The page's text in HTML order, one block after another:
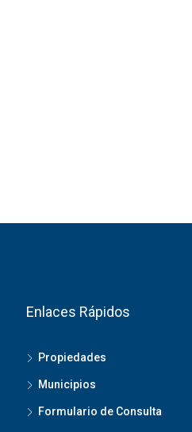
Enlaces Rápidos
Propiedades
Municipios
Formulario de Consulta